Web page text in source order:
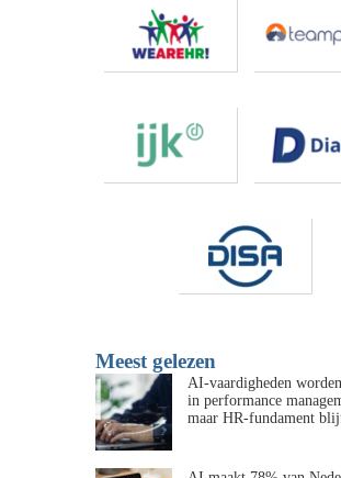
Meest gelezen
AI-vaardigheden
in performance
maar HR-fundament